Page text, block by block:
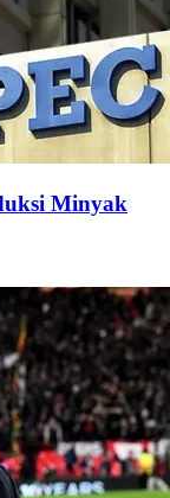
Minyak